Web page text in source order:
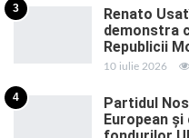
3
Renato
demonstra
Republicii
10 iulie 2026
4
Partidul
European